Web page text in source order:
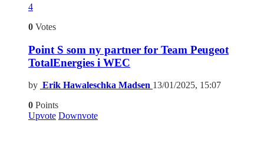
4
0 Votes
Point S som ny partner for Team Peugeot
TotalEnergies i WEC
by Erik Hawaleschka Madsen 13/01/2025, 15:07
0 Points
Upvote Downvote